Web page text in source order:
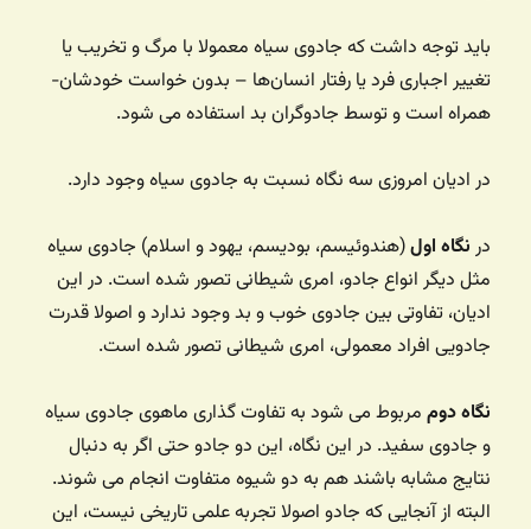
باید توجه داشت که جادوی سیاه معمولا با مرگ و تخریب یا
تغییر اجباری فرد یا رفتار انسان‌ها – بدون خواست خودشان-
همراه است و توسط جادوگران بد استفاده می شود.
در ادیان امروزی سه نگاه نسبت به جادوی سیاه وجود دارد.
در نگاه اول(هندوئیسم، بودیسم، یهود و اسلام) جادوی سیاه
مثل دیگر انواع جادو، امری شیطانی تصور شده است. در این
ادیان، تفاوتی بین جادوی خوب و بد وجود ندارد و اصولا قدرت
جادویی افراد معمولی، امری شیطانی تصور شده است.
نگاه دوم مربوط می شود به تفاوت گذاری ماهوی جادوی سیاه
و جادوی سفید. در این نگاه، این دو جادو حتی اگر به دنبال
نتایج مشابه باشند هم به دو شیوه متفاوت انجام می شوند.
البته از آنجایی که جادو اصولا تجربه علمی تاریخی نیست، این